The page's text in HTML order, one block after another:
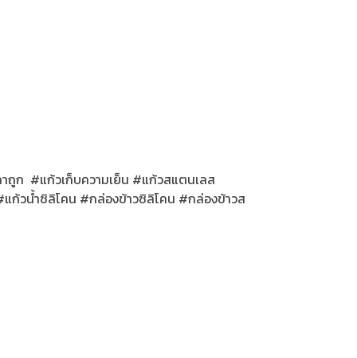
ก #แก้วเก็บความเย็น #แก้วสแตนเลส
วน้ำซิลิโคน #กล่องข้าวซิลิโคน #กล่องข้าวส